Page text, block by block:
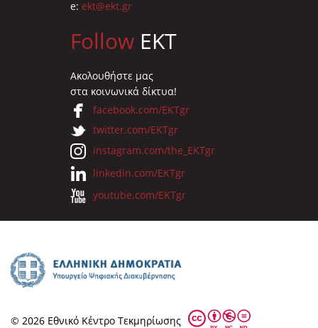
e: ekt@ekt.gr
Follow EKT
Ακολουθήστε μας
στα κοινωνικά δίκτυα!
facebook.com/EKTgr
twitter.com/EKTgr
instagram.com/the_EKTgr
linkedin.com/EKTgr
youtube.com/EKTgr
© 2026 Eθνικό Κέντρο Τεκμηρίωσης